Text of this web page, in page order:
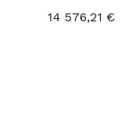
14 576,21 €